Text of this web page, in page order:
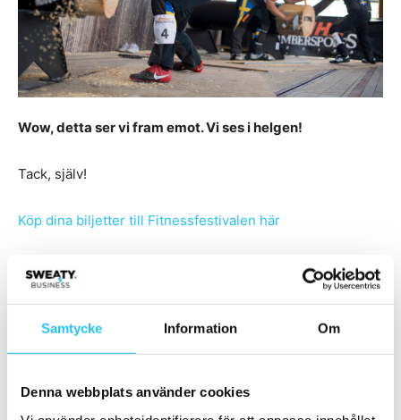
Samtycke Information Om
Denna webbplats använder cookies
Wow, detta ser vi fram emot. Vi ses i helgen!
Tack, själv!
Köp dina biljetter till Fitnessfestivalen här